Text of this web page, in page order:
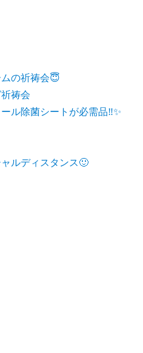
の祈祷会😇
祷会
ル除菌シートが必需品‼️✨
ルディスタンス🙂